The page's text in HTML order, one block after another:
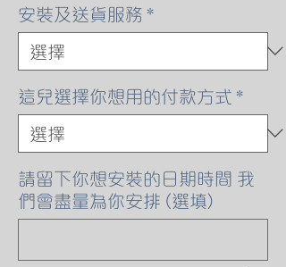
格
安裝及送貨服務 *
這兒選擇你想用的付款方式 *
請留下你想安裝的日期時間 我
們會盡量為你安排 (選填)